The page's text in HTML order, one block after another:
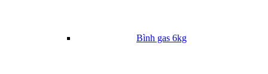
Bình gas 6kg